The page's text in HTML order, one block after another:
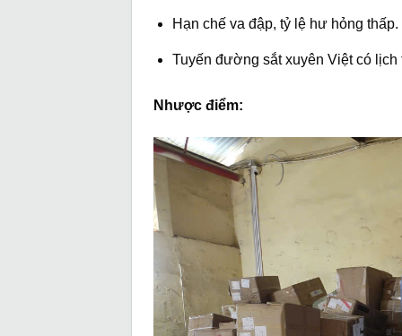
Hạn chế va đập, tỷ lệ hư hỏng thấp.
Tuyến đường sắt xuyên Việt có lịch
Nhược điểm: